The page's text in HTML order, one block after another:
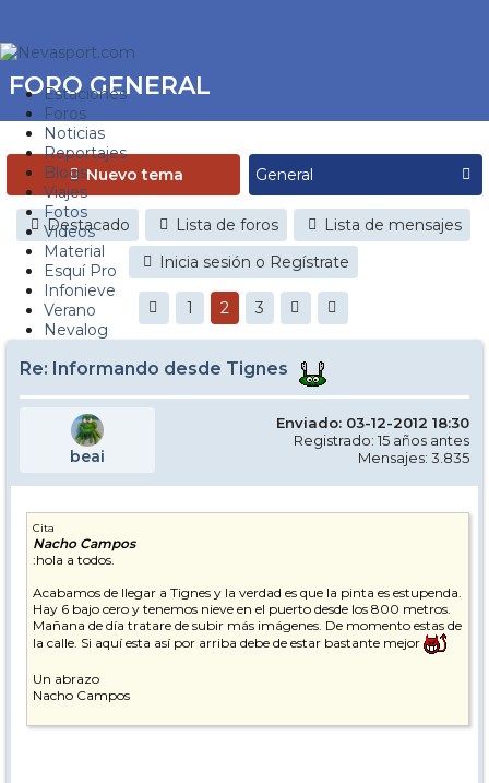
Estaciones
Foros
Noticias
Reportajes
Blogs
Viajes
Fotos
Videos
Material
Esquí Pro
Infonieve
Verano
Nevalog
FORO GENERAL
Nuevo tema
Destacado Lista de foros
Lista de mensajes
Inicia sesión o Regístrate
1 2 3
Re: Informando desde Tignes
beai
Enviado: 03-12-2012 18:30
Registrado: 15 años antes
Mensajes: 3.835
Cita
Nacho Campos
:hola a todos.
Acabamos de llegar a Tignes y la verdad es que la pinta es estupenda.
Hay 6 bajo cero y tenemos nieve en el puerto desde los 800 metros.
Mañana de día tratare de subir más imágenes. De momento estas de
la calle. Si aquí esta así por arriba debe de estar bastante mejor
Un abrazo
Nacho Campos